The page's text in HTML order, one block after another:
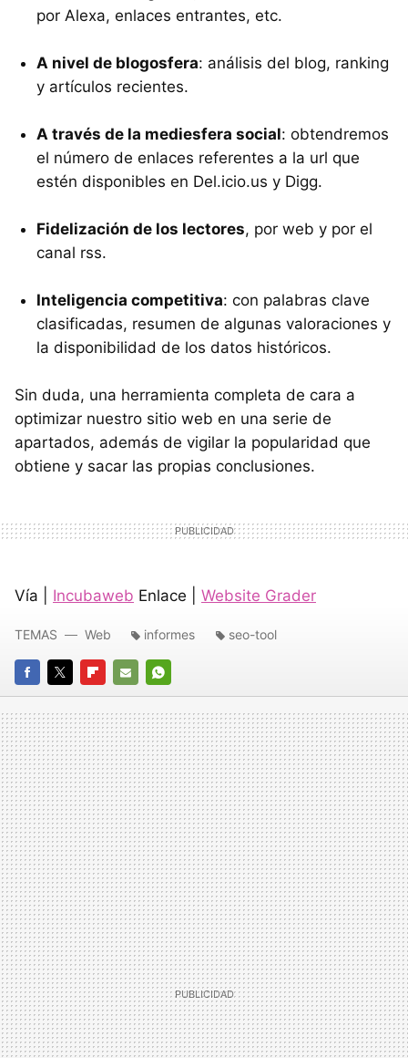
por Alexa, enlaces entrantes, etc.
A nivel de blogosfera: análisis del blog, ranking
y artículos recientes.
A través de la mediesfera social: obtendremos
el número de enlaces referentes a la url que
estén disponibles en Del.icio.us y Digg.
Fidelización de los lectores, por web y por el
canal rss.
Inteligencia competitiva: con palabras clave
clasificadas, resumen de algunas valoraciones y
la disponibilidad de los datos históricos.
Sin duda, una herramienta completa de cara a
optimizar nuestro sitio web en una serie de
apartados, además de vigilar la popularidad que
obtiene y sacar las propias conclusiones.
Vía | Incubaweb Enlace | Website Grader
FACEBOOK
TWITTERFLIPBOARD
E-
MAIL
WHATSAPP
TEMAS Web informes seo-tool